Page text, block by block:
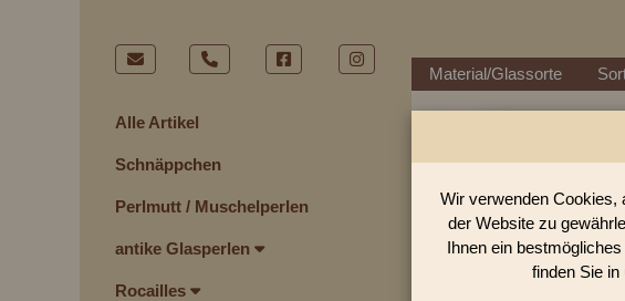
Alle Artikel
Schnäppchen
Perlmutt / Muschelperlen
antike Glasperlen
Rocailles
Material/Glassorte
In unserem
Wir verwenden Cookies,
der Website zu
Ihnen ein
finden Sie in